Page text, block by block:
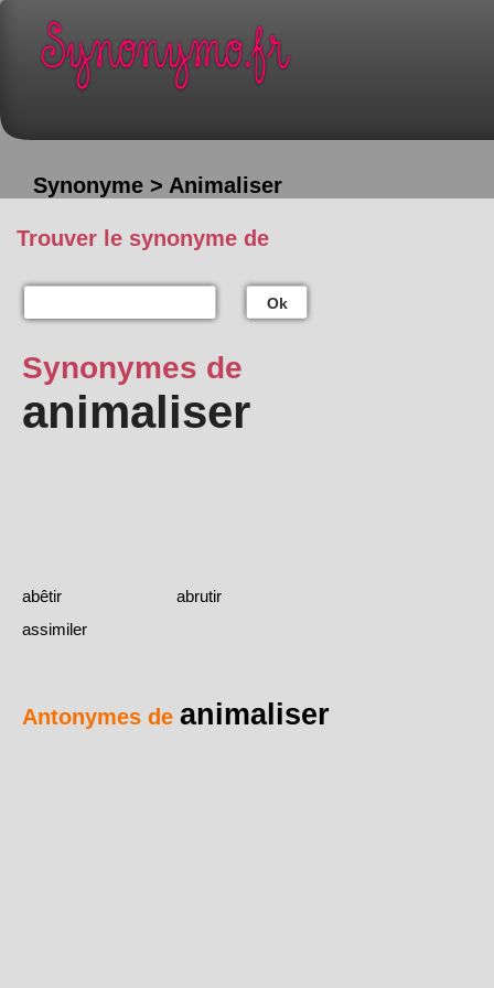
Synonyme > Animaliser
Trouver le synonyme de
Ok
Synonymes de
animaliser
abêtir
abrutir
assimiler
Antonymes de animaliser